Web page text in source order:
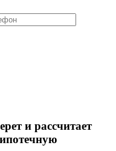
и рассчитает